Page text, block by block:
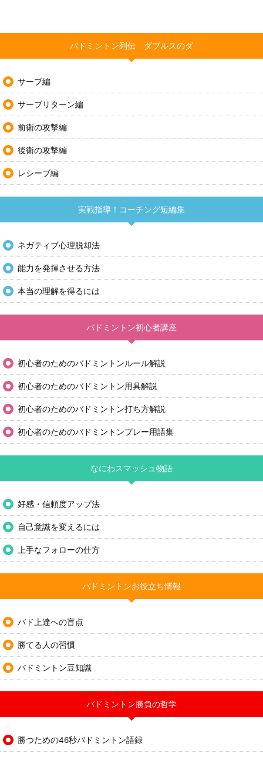
バドミントン列伝 ダブルスのダ
サーブ編
サーブリターン編
前衛の攻撃編
後衛の攻撃編
レシーブ編
実戦指導！コーチング短編集
ネガティブ心理脱却法
能力を発揮させる方法
本当の理解を得るには
バドミントン初心者講座
初心者のためのバドミントンルール解説
初心者のためのバドミントン用具解説
初心者のためのバドミントン打ち方解説
初心者のためのバドミントンプレー用語集
なにわスマッシュ物語
好感・信頼度アップ法
自己意識を変えるには
上手なフォローの仕方
バドミントンお役立ち情報
バド上達への盲点
勝てる人の習慣
バドミントン豆知識
バドミントン勝負の哲学
勝つための46秒バドミントン語録